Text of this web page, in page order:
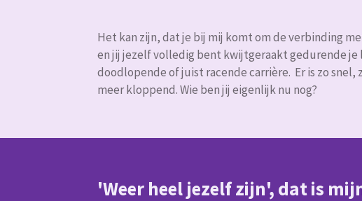
Het kan zijn, dat je bij mij komt om de verbinding
en jij jezelf volledig bent kwijtgeraakt gedurende je
doodlopende of juist racende carrière. Er is zo
meer kloppend. Wie ben jij eigenlijk nu nog?
'Weer heel jezelf zijn', dat is